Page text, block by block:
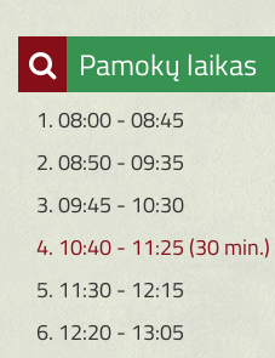
Pamokų laikas
1. 08:00 - 08:45
2. 08:50 - 09:35
3. 09:45 - 10:30
4. 10:40 - 11:25 (30 min.)
5. 11:30 - 12:15
6. 12:20 - 13:05